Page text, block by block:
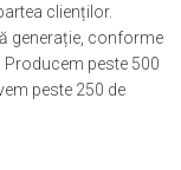
clienților.
generație, conforme
Producem peste 500
peste 250 de